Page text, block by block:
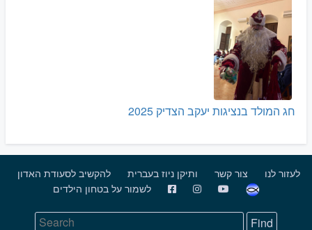
חג המולד בנציגות יעקב הצדיק 2025
לעזור לנו צור קשר ותיקן ניוז בעברית
להקשיב לסעודת האדון
לשמור על בטחון הילדים